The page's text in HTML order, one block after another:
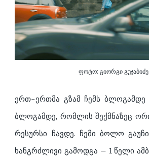
ფოტო: გიორგი გუჯაბიძე
ერთ-ერთმა გზამ ჩემს ბლოგამდე
ბლოგამდე, რომლის შექმნაზეც
რესურსი ჩავდე. ჩემი ბოლო
ხანგრძლივი გამოდგა – 1 წელი